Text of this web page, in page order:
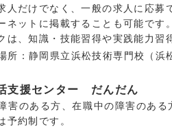
人だけでなく、一般の求人に応募
ネットに掲載することも可能です。
は、知識・技能習得や実践能力習
所：静岡県立浜松技術専門校（浜
支援センター だんだん
のある方、在職中の障害のある
予約制です。